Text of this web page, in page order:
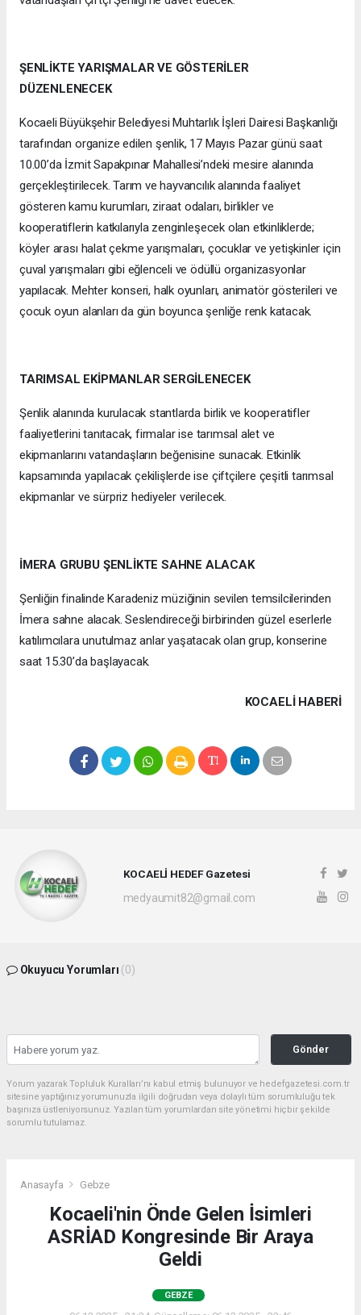
ŞENLİKTE YARIŞMALAR VE GÖSTERİLER
DÜZENLENECEK
Kocaeli Büyükşehir Belediyesi Muhtarlık İşleri Dairesi Başkanlığı
tarafından organize edilen şenlik, 17 Mayıs Pazar günü saat
10.00’da İzmit Sapakpınar Mahallesi’ndeki mesire alanında
gerçekleştirilecek. Tarım ve hayvancılık alanında faaliyet
gösteren kamu kurumları, ziraat odaları, birlikler ve
kooperatiflerin katkılarıyla zenginleşecek olan etkinliklerde;
köyler arası halat çekme yarışmaları, çocuklar ve yetişkinler için
çuval yarışmaları gibi eğlenceli ve ödüllü organizasyonlar
yapılacak. Mehter konseri, halk oyunları, animatör gösterileri ve
çocuk oyun alanları da gün boyunca şenliğe renk katacak.
TARIMSAL EKİPMANLAR SERGİLENECEK
Şenlik alanında kurulacak stantlarda birlik ve kooperatifler
faaliyetlerini tanıtacak, firmalar ise tarımsal alet ve
ekipmanlarını vatandaşların beğenisine sunacak. Etkinlik
kapsamında yapılacak çekilişlerde ise çiftçilere çeşitli tarımsal
ekipmanlar ve sürpriz hediyeler verilecek.
İMERA GRUBU ŞENLİKTE SAHNE ALACAK
Şenliğin finalinde Karadeniz müziğinin sevilen temsilcilerinden
İmera sahne alacak. Seslendireceği birbirinden güzel eserlerle
katılımcılara unutulmaz anlar yaşatacak olan grup, konserine
saat 15.30’da başlayacak.
KOCAELI HABERİ
KOCAELİ HEDEF Gazetesi
medyaumit82@gmail.com
Okuyucu Yorumları (0)
Gönder
Yorum yazarak Topluluk Kuralları’nı kabul etmiş bulunuyor ve hedefgazetesi.com.tr
sitesine yaptığınız yorumunuzla ilgili doğrudan veya dolaylı tüm sorumluluğu tek
başınıza üstleniyorsunuz. Yazılan tüm yorumlardan site yönetimi hiçbir şekilde
sorumlu tutulamaz.
Anasayfa Gebze
Kocaeli'nin Önde Gelen İsimleri
ASRİAD Kongresinde Bir Araya
Geldi
GEBZE